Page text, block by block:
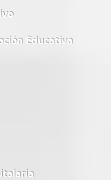
Educativa